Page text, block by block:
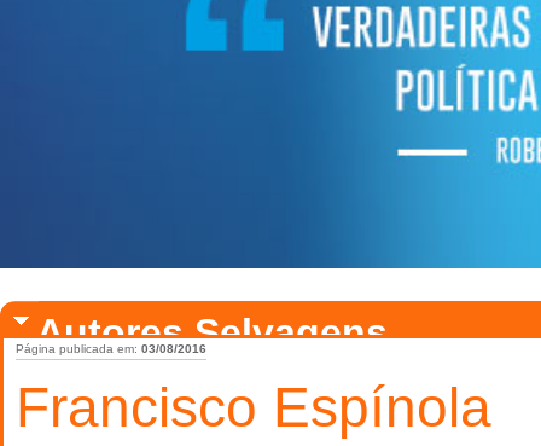
Autores Selvagens
Francisco Espínola
Página publicada em: 03/08/2016